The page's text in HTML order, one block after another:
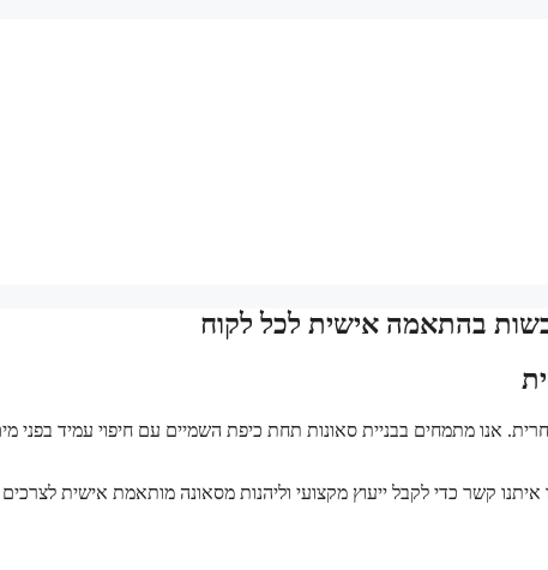
יבשות בהתאמה אישית לכל לקוח
אנו מתמחים בבניית סאונות תחת כיפת השמיים עם חיפוי עמיד בפני
איתנו קשר כדי לקבל ייעוץ מקצועי וליהנות מסאונה מותאמת אישית לצרכים